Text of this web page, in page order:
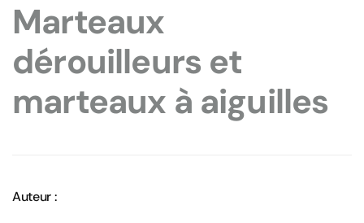
Marteaux
dérouilleurs et
marteaux à aiguilles
Auteur :